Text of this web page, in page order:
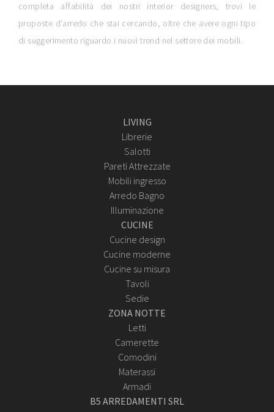
completa affabilità dei nostri interior designers, trovi le
proposte d'arredo che stai cercando, oltre che avere ogni tipo
di suggerimento riguardo i nuovi trend nel settore dei mobili.
LIVING
Librerie
Salotti
Pareti Attrezzate
Mobili ingresso
Arredo Bagno
Illuminazione
CUCINE
Cucine design
Cucine moderne
Cucine su misura
Tavoli
Sedie
ZONA NOTTE
Letti
Camerette
Comodini
Materassi
Armadi
B5 ARREDAMENTI SRL